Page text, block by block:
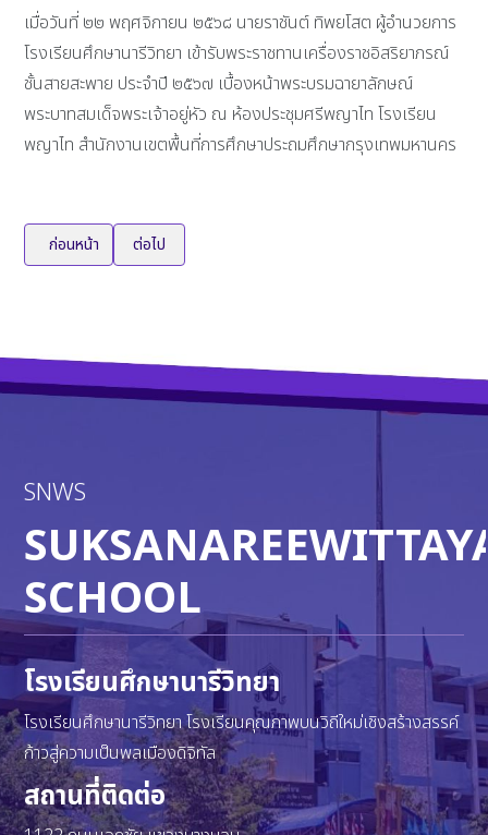
เมื่อวันที่ ๒๒ พฤศจิกายน ๒๕๖๘ นายราชันต์ ทิพยโสต ผู้อำนวยการ
โรงเรียนศึกษานารีวิทยา เข้ารับพระราชทานเครื่องราชอิสริยาภรณ์
ชั้นสายสะพาย ประจำปี ๒๕๖๗ เบื้องหน้าพระบรมฉายาลักษณ์
พระบาทสมเด็จพระเจ้าอยู่หัว ณ ห้องประชุมศรีพญาไท โรงเรียน
พญาไท สำนักงานเขตพื้นที่การศึกษาประถมศึกษากรุงเทพมหานคร
เนื้อหาก่อนหน้า: รางวัลรองชนะเลิศอันดับ 2 การประกวดวงโยธวาทิต ชิงแช
ก่อนหน้า เนื้อหาถัดไป: ขอแสดงความยินดีกับ ด.ญ.อุรัสยา ปัททะพงษ์ ชั้
ต่อไป
SNWS
SCHOOL
โรงเรียนศึกษานารีวิทยา
โรงเรียนศึกษานารีวิทยา โรงเรียนคุณภาพบนวิถีใหม่เชิงสร้างสรรค์
ก้าวสู่ความเป็นพลเมืองดิจิทัล
สถานที่ติดต่อ